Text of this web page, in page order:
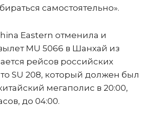
самостоятельно».
Eastern отменила и
MU 5066 в Шанхай из
рейсов российских
SU 208, который должен был
мегаполис в 20:00,
до 04:00.